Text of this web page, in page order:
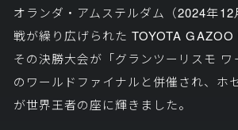
オランダ・アムステルダム（2024年
戦が繰り広げられた TOYOTA GAZOO
その決勝大会が「グランツーリスモ ワ
のワールドファイナルと併催され、ホ
が世界王者の座に輝きました。